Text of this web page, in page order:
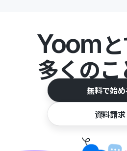
Yoomと
多くのこ
無料で始め
資料請求